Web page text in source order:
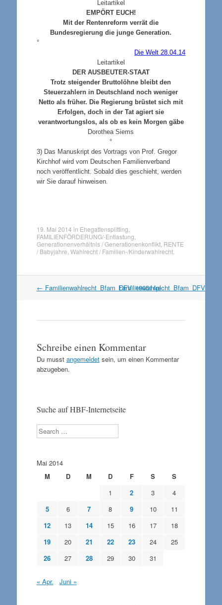
Leitartikel
EMPÖRT EUCH!
Mit der Rentenreform verrät die
Bundesregierung die junge Generation.
°
Die Welt 28.04.14
Leitartikel
DER AUSBEUTER-STAAT
Trotz steigender Bruttolöhne bleibt den
Steuerzahlern in Deutschland noch weniger
Netto als früher. Die Regierung brüstet sich mit
Erfolgen, doch in der Tat agiert sie
verantwortungslos, als ob es kein Morgen gäbe
Dorothea Siems
°
3) Das Manuskript des Vortrags von Prof. Gregor
Kirchhof wird vom Deutschen Familienverband
noch veröffentlicht. Sobald dies geschieht, werden
wir Sie darauf hinweisen.
19. Mai 2014 in Ehegattensplitting
FAMILIENFÖRDERUNG/-Entlastung
Generationenverhältnis / Generationenkonflikt, RENTE
/ Babyjahre Wahlrecht / Familien-/Kinderwahlrecht.
Artikel
← Familienwahlrecht_Bfam_DFV_190514pl
Schreibe einen Kommentar
Du musst angemeldetsein, um einen Kommentar
abzugeben.
Suche auf HBF-Internetseite
Search
Mai 2014
M
D M D F S
S
1
2 3
4
5
6 7 8 9 10
11
12
13 14 15 16 17
18
19
20 21 22 23 24
25
26
27 28 29 30 31
« Apr. Juni »